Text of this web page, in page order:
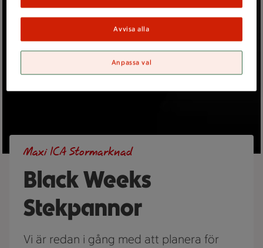
Black Weeks
Stekpannor
Maxi ICA Stormarknad
Vi är redan i gång med att planera för
Avvisa alla
Anpassa val